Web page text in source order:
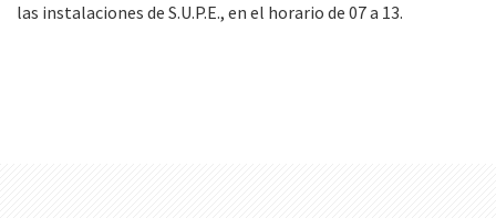
las instalaciones de S.U.P.E., en el horario de 07 a 13.